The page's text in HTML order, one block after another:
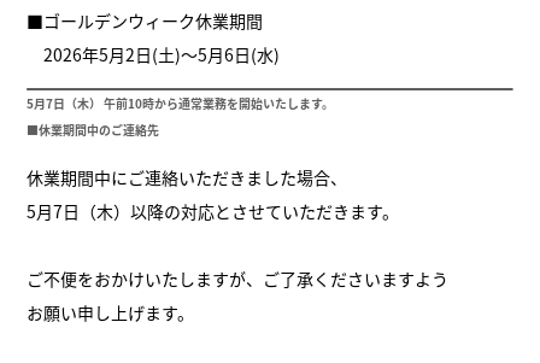
■ゴールデンウィーク休業期間
2026年5月2日(土)～5月6日(水)
5月7日（木） 午前10時から通常業務を開始いたします。
■休業期間中のご連絡先
休業期間中にご連絡いただきました場合、
5月7日（木）以降の対応とさせていただきます。
ご不便をおかけいたしますが、ご了承くださいますよう
お願い申し上げます。